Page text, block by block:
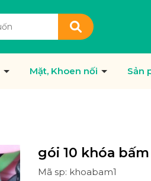
Mặt, Khoen nối Sản
gói 10 khóa
Mã sp: khoabam1